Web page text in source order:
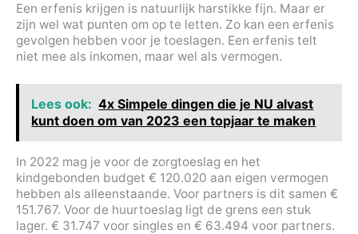
Een erfenis krijgen is natuurlijk harstikke fijn. Maar er
zijn wel wat punten om op te letten. Zo kan een erfenis
gevolgen hebben voor je toeslagen. Een erfenis telt
niet mee als inkomen, maar wel als vermogen.
Lees ook: 4x Simpele dingen die je NU alvast
kunt doen om van 2023 een topjaar te maken
In 2022 mag je voor de zorgtoeslag en het
kindgebonden budget € 120.020 aan eigen vermogen
hebben als alleenstaande. Voor partners is dit samen €
151.767. Voor de huurtoeslag ligt de grens een stuk
lager. € 31.747 voor singles en € 63.494 voor partners.